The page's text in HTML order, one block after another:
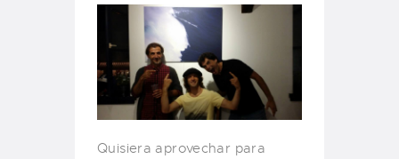
Quisiera aprovechar para